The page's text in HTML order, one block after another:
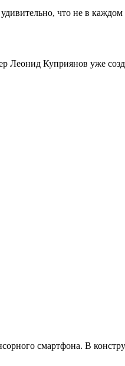
что не в
Леонид Куприянов уже
смартфона. В